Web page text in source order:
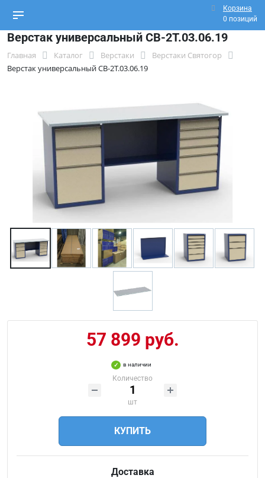
Корзина
0 позиций
Верстак универсальный СВ-2Т.03.06.19
Главная Каталог Верстаки
Верстаки Святогор
Верстак универсальный СВ-2Т.03.06.19
57 899 руб.
в наличии
Количество
шт
КУПИТЬ
Доставка